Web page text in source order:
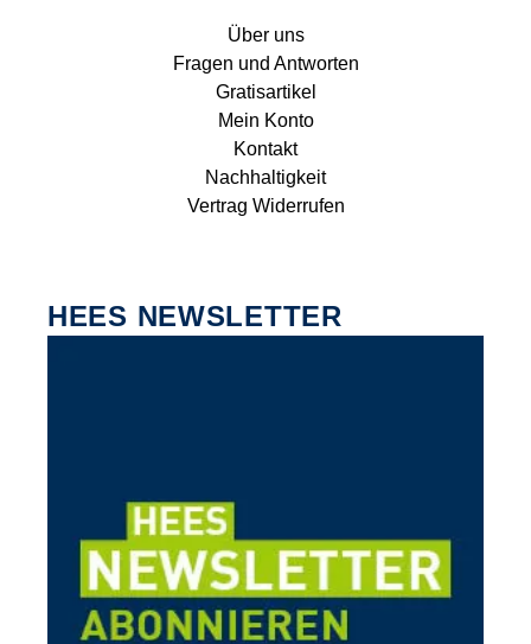
Über uns
Fragen und Antworten
Gratisartikel
Mein Konto
Kontakt
Nachhaltigkeit
Vertrag Widerrufen
HEES NEWSLETTER